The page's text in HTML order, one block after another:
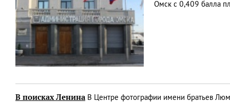
Омск с 0,409 балла
В поисках Ленина В Центре фотографии имени братьев